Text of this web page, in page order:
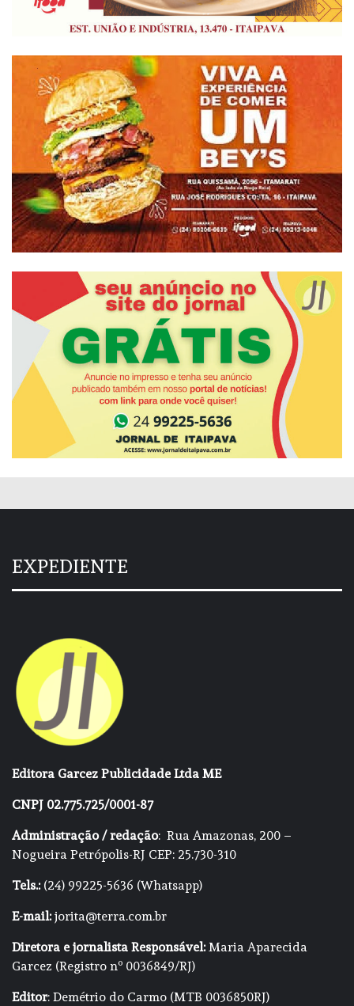
EXPEDIENTE
Editora Garcez Publicidade Ltda ME
CNPJ 02.775.725/0001-87
Administração / redação: Rua Amazonas, 200 –
Nogueira Petrópolis-RJ CEP: 25.730-310
Tels.:(24) 99225-5636 (Whatsapp)
E-mail:jorita@terra.com.br
Diretora e jornalista Responsável:Maria Aparecida
Garcez (Registro nº 0036849/RJ)
Editor: Demétrio do Carmo (MTB 0036850RJ)